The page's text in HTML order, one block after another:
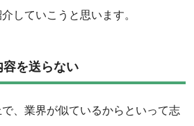
していこうと思います。
を送らない
、業界が似ているからといって志